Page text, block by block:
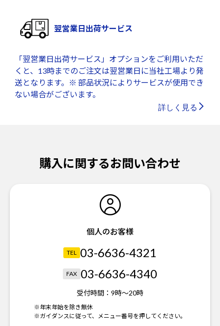
翌営業日出荷サービス
「翌営業日出荷サービス」オプションをご利用いただ
くと、13時までのご注文は翌営業日に当社工場より発
送となります。※ 部品状況によりサービスが使用でき
ない場合がございます。
詳しく見る
購入に関するお問い合わせ
個人のお客様
TEL 03-6636-4321
FAX 03-6636-4340
受付時間： 9時～20時
※年末年始を除き無休
※ガイダンスに従って、メニュー番号を押してください。